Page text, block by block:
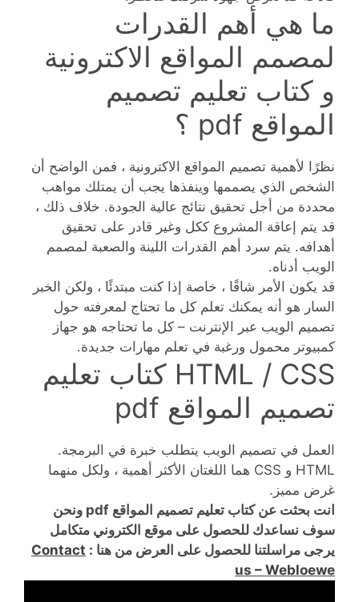
ما هي أهم القدرات
لمصمم المواقع الاكترونية
و كتاب تعليم تصميم
المواقع pdf ؟
نظرًا لأهمية تصميم المواقع الاكترونية ، فمن الواضح أن
الشخص الذي يصممها وينفذها يجب أن يمتلك مواهب
محددة من أجل تحقيق نتائج عالية الجودة. خلاف ذلك ،
قد يتم إعاقة المشروع ككل وغير قادر على تحقيق
أهدافه. يتم سرد أهم القدرات اللينة والصعبة لمصمم
الويب أدناه.
قد يكون الأمر شاقًا ، خاصة إذا كنت مبتدئًا ، ولكن الخبر
السار هو أنه يمكنك تعلم كل ما تحتاج لمعرفته حول
تصميم الويب عبر الإنترنت – كل ما تحتاجه هو جهاز
كمبيوتر محمول ورغبة في تعلم مهارات جديدة.
HTML / CSS كتاب تعليم
تصميم المواقع pdf
العمل في تصميم الويب يتطلب خبرة في البرمجة.
HTML و CSS هما اللغتان الأكثر أهمية ، ولكل منهما
غرض مميز.
انت بحثت عن كتاب تعليم تصميم المواقع pdf ونحن
سوف نساعدك للحصول على موقع الكتروني متكامل
يرجى مراسلتنا للحصول على العرض من هنا : Contact
us – Webloewe